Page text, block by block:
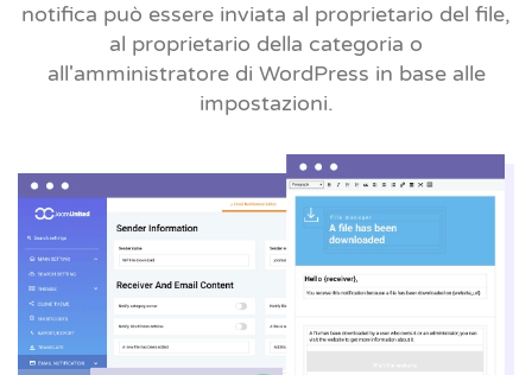
notifica può essere inviata al proprietario del file,
al proprietario della categoria o
all'amministratore di WordPress in base alle
impostazioni.